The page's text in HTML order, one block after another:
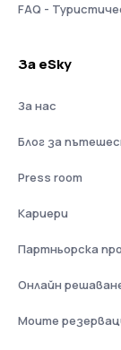
FAQ -
За eSky
За нас
Блог за
Press room
Кариери
Партньорска
Онлайн
Моите